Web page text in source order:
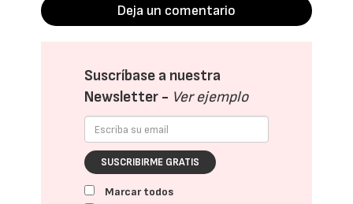
Deja un comentario
Suscríbase a nuestra
Newsletter - Ver ejemplo
SUSCRIBIRME GRATIS
Marcar todos